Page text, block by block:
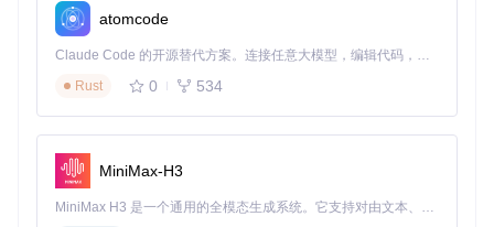
冲突预判机制：提前识别MOD兼容性问题，避免游戏崩溃
增量同步算法 ：跨设备配置自动同步，仅传输变更部分
二、场景化解决方案：从单人到集群的全场景覆
2.1 单人玩家的MOD管理中心
atomcode
Claude Code 的开源替代方案。连接任意大模型，编辑代码，运行命令，自动验证 — 全自动执行。用 Rust 构建，极致性能。 ｜ An open-source alternative to Claude Code. Connect any LLM, edit code, run commands, and verify changes — autonomously. Built in Rust for speed. Get Started
Rust
0 534
MiniMax-H3
MiniMax H3 是一个通用的全模态生成系统。它支持对由文本、图像、视频和音频组成的多模态上下文进行统一理解，并能生成分辨率高达 2K、时长可达 15 秒的带原生立体声音频的视频。得益于面向任务泛化的系统设计，H3 在预训练阶段就已具备广泛的多模态上下文理解与生成能力，能够出色地执行复杂的多模态指令。